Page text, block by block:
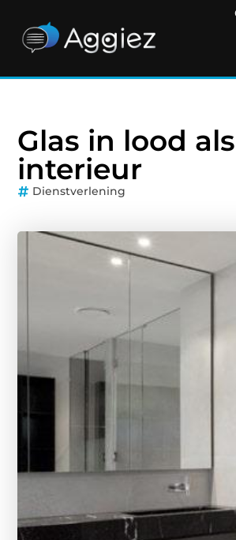
Glas in lood
interieur
Dienstverlening